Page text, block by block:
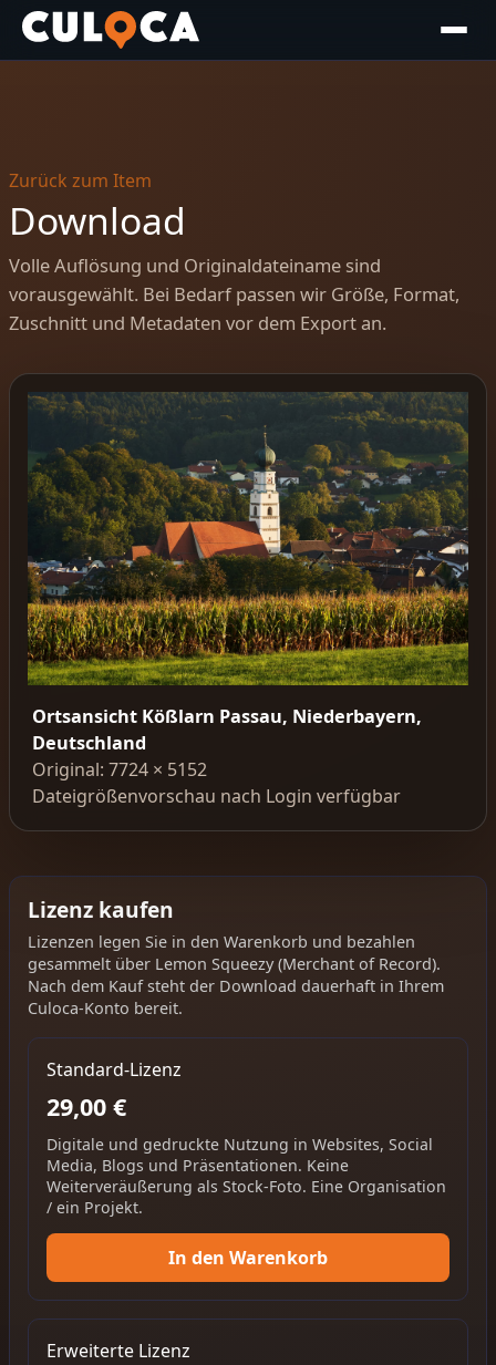
Zurück zum Item
Download
Volle Auflösung und Originaldateiname sind
vorausgewählt. Bei Bedarf passen wir Größe, Format,
Zuschnitt und Metadaten vor dem Export an.
Ortsansicht Kößlarn Passau, Niederbayern,
Deutschland
Original: 7724 × 5152
Dateigrößenvorschau nach Login verfügbar
Lizenz kaufen
Lizenzen legen Sie in den Warenkorb und bezahlen
gesammelt über Lemon Squeezy (Merchant of Record).
Nach dem Kauf steht der Download dauerhaft in Ihrem
Culoca-Konto bereit.
Standard-Lizenz
29,00 €
Digitale und gedruckte Nutzung in Websites, Social
Media, Blogs und Präsentationen. Keine
Weiterveräußerung als Stock-Foto. Eine Organisation
/ ein Projekt.
In den Warenkorb
Erweiterte Lizenz